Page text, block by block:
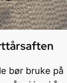
bør bruke på